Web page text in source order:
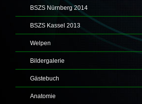
BSZS Nürnberg 2014
BSZS Kassel 2013
Welpen
Bildergalerie
Gästebuch
Anatomie